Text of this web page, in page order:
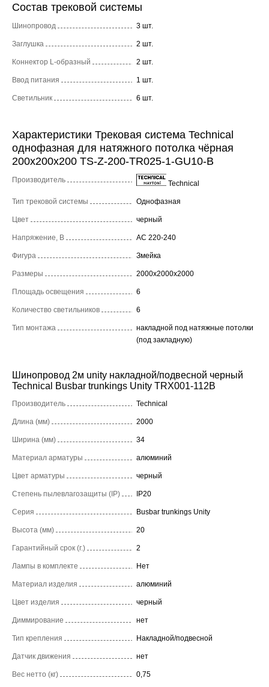
Состав трековой системы
Шинопровод 3 шт.
Заглушка 2 шт.
Коннектор L-образный 2 шт.
Ввод питания 1 шт.
Светильник 6 шт.
Характеристики Трековая система Technical
однофазная для натяжного потолка чёрная
200x200x200 TS-Z-200-TR025-1-GU10-B
Производитель Technical
Тип трековой системы Однофазная
Цвет черный
Напряжение, В AC 220-240
Фигура Змейка
Размеры 2000x2000x2000
Площадь освещения 6
Количество светильников 6
Тип монтажа
накладной под натяжные потолки
(под закладную)
Шинопровод 2м unity накладной/подвесной черный
Technical Busbar trunkings Unity TRX001-112B
Производитель Technical
Длина (мм) 2000
Ширина (мм) 34
Материал арматуры алюминий
Цвет арматуры черный
Степень пылевлагозащиты (IP) IP20
Серия Busbar trunkings Unity
Высота (мм) 20
Гарантийный срок (г.) 2
Лампы в комплекте Нет
Материал изделия алюминий
Цвет изделия черный
Диммирование нет
Тип крепления Накладной/подвесной
Датчик движения нет
Вес нетто (кг) 0,75